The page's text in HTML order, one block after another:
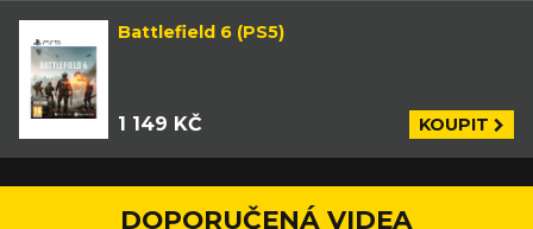
Battlefield 6 (PS5)
1 149 KČ KOUPIT
DOPORUČENÁ VIDEA